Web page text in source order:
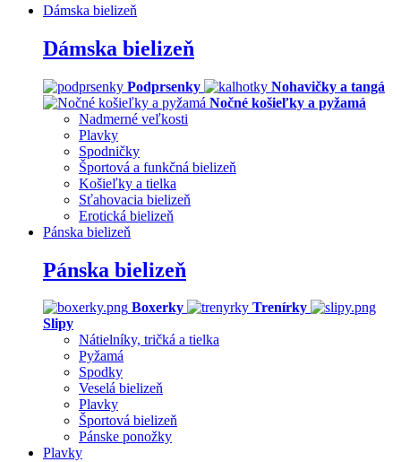
Dámska bielizeň
Dámska bielizeň
Podprsenky
Nohavičky a tangá
Nočné košieľky a pyžamá
Nadmerné veľkosti
Plavky
Spodničky
Športová a funkčná bielizeň
Košieľky a tielka
Sťahovacia bielizeň
Erotická bielizeň
Pánska bielizeň
Pánska bielizeň
Boxerky
Trenírky
Slipy
Nátielníky, tričká a tielka
Pyžamá
Spodky
Veselá bielizeň
Plavky
Športová bielizeň
Pánske ponožky
Plavky